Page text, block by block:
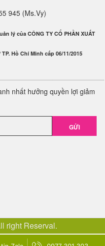
945 (Ms.Vy)
lý của CÔNG TY CỔ PHẦN XUẤT
Hồ Chí Minh cấp 06/11/2015
nhất hưởng quyền lợi giảm
GỬI
right Reserval.